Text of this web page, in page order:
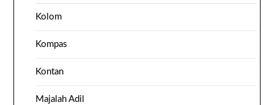
Kolom
Kompas
Kontan
Majalah Adil